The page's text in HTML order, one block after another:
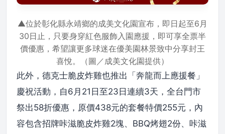
▲位於彰化縣永靖鄉的成美文化園宣布，即日起至6月
30日止，只要身穿紅色服飾入園應援，即可享全票半
價優惠，希望讓更多球迷在優美園林景致中分享封王
喜悅。（圖／成美文化園提供）
此外，德克士脆皮炸雞也推出「奔龍而上應援餐」
慶祝活動，自6月21日至23日連續3天，全台門市
祭出58折優惠，原價438元的套餐特價255元，內
容包含招牌咔滋脆皮炸雞2塊、BBQ烤翅2份、咔滋